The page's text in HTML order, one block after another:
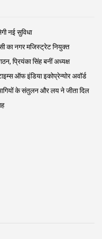
नई सुविधा
का नगर मजिस्ट्रेट नियुक्त
प्रियंका सिंह बनीं अध्यक्ष
ऑफ इंडिया इकोप्रेन्योर अवॉर्ड
के संतुलन और लय ने जीता दिल